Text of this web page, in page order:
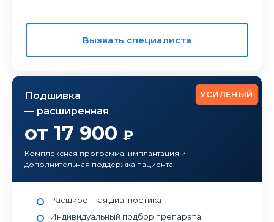
Вызвать специалиста
УСИЛЕНЫЙ
Подшивка
— расширенная
от 17 900 ₽
Комплексная программа: имплантация и
дополнительная поддержка пациента.
Расширенная диагностика
Индивидуальный подбор препарата